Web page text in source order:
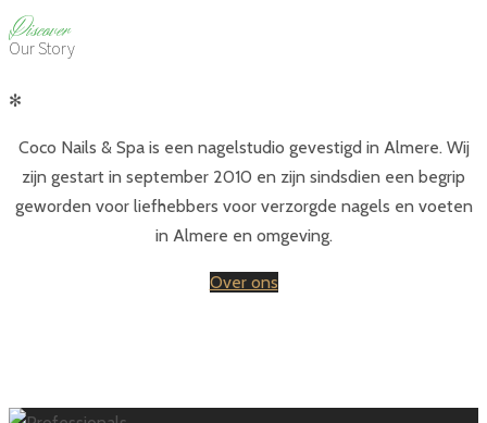
Discover
Our Story
✻
Coco Nails & Spa is een nagelstudio gevestigd in Almere. Wij
zijn gestart in september 2010 en zijn sindsdien een begrip
geworden voor liefhebbers voor verzorgde nagels en voeten
in Almere en omgeving.
Over ons